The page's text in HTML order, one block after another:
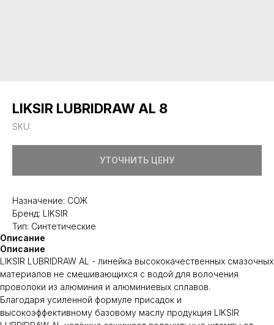
LIKSIR LUBRIDRAW AL 8
SKU:
УТОЧНИТЬ ЦЕНУ
Назначение: СОЖ
Бренд: LIKSIR
Тип: Синтетические
Описание
Описание
LIKSIR LUBRIDRAW AL - линейка высококачественных смазочных
материалов не смешивающихся с водой для волочения
проволоки из алюминия и алюминиевых сплавов.
Благодаря усиленной формуле присадок и
высокоэффективному базовому маслу продукция LIKSIR